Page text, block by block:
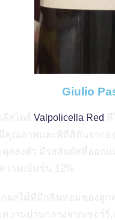
Giulio
สไตล์ Valpolicella Red
คุณภาพและพิถีพิถันจากอ
ดุลลงตัว มีรสสัมผัสที่ออก
วามเข้มข้น 12%
กผลไม้ที่มีกลิ่นหอมของลูก
วานปานกลางจากเชอร์